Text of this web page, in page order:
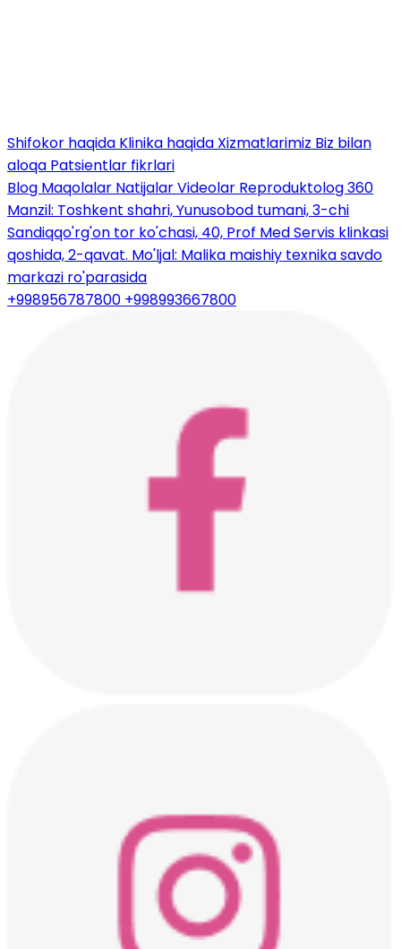
Shifokor haqida Klinika haqida Xizmatlarimiz Biz bilan
aloqa Patsientlar fikrlari
Blog Maqolalar NatijalarVideolar Reproduktolog 360
Manzil: Toshkent shahri, Yunusobod tumani, 3-chi
Sandiqqo'rg'on tor ko'chasi, 40, Prof Med Servis klinkasi
qoshida, 2-qavat. Mo'ljal: Malika maishiy texnika savdo
markazi ro'parasida
+998956787800 +998993667800